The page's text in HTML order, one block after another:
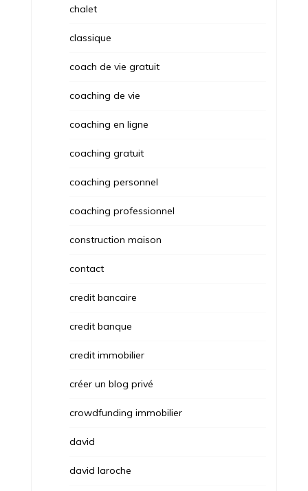
chalet
classique
coach de vie gratuit
coaching de vie
coaching en ligne
coaching gratuit
coaching personnel
coaching professionnel
construction maison
contact
credit bancaire
credit banque
credit immobilier
créer un blog privé
crowdfunding immobilier
david
david laroche